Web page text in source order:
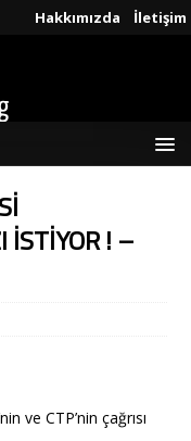
Hakkımızda İletişim
! –
ve CTP’nin çağrısı